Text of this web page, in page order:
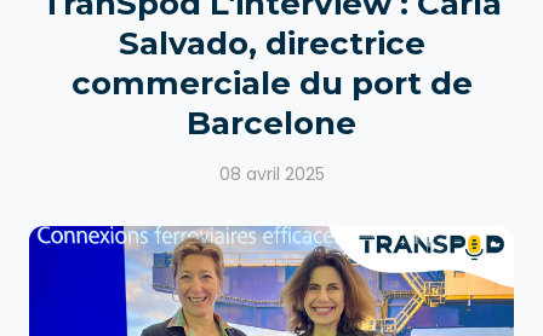
Salvado, directrice
commerciale du port de
Barcelone
08 avril 2025